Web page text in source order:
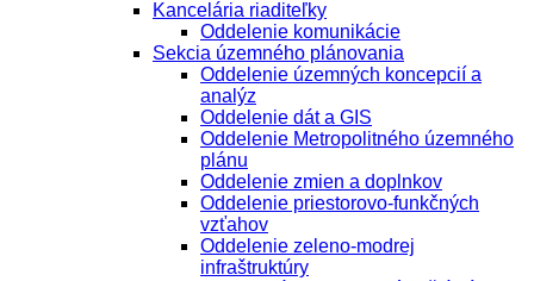
Kancelária riaditeľky
Oddelenie komunikácie
Sekcia územného plánovania
Oddelenie územných koncepcií a
analýz
Oddelenie dát a GIS
Oddelenie Metropolitného územného
plánu
Oddelenie zmien a doplnkov
Oddelenie priestorovo-funkčných
vzťahov
Oddelenie zeleno-modrej
infraštruktúry